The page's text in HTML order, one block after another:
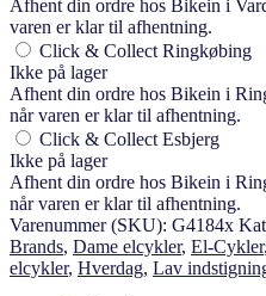
Afhent din ordre hos Bikein i
varen er klar til afhentning.
Click & Collect Ringkøbing
Ikke på lager
Afhent din ordre hos Bikein i
når varen er klar til afhentning.
Click & Collect Esbjerg
Ikke på lager
Afhent din ordre hos Bikein i
når varen er klar til afhentning.
Varenummer (SKU): G4184x
Brands, Dame elcykler, El-Cykler,
elcykler, Hverdag, Lav